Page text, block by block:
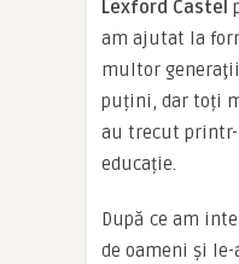
Lexford Castel
am ajutat la
multor
puțini, dar toți
au trecut
educație.
După ce am
de oameni şi